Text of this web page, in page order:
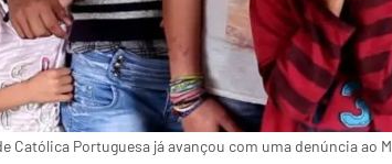
Católica Portuguesa já avançou com uma denúncia ao